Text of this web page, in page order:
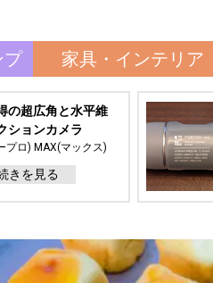
プ 家具・インテリア
の超広角と水平維
ションカメラ
プロ) MAX(マックス)
きを見る